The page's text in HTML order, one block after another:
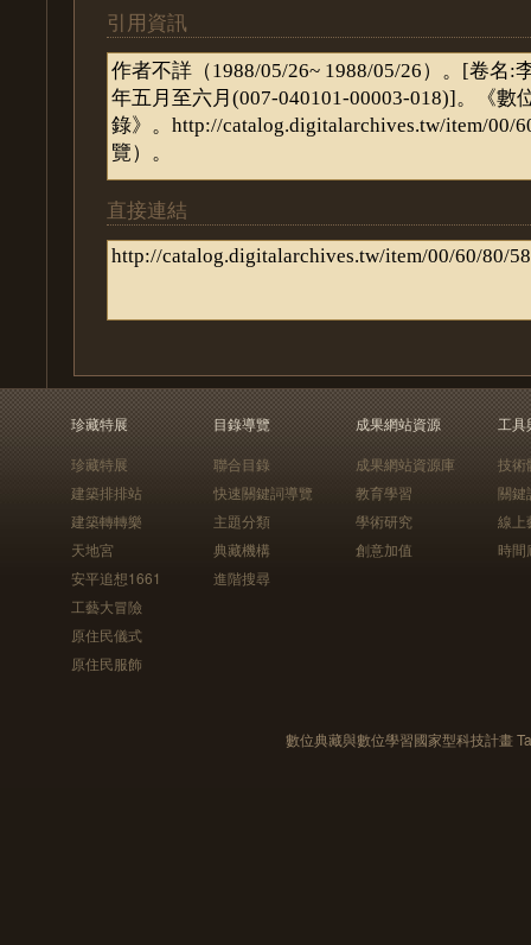
引用資訊
直接連結
珍藏特展
珍藏特展
建築排排站
建築轉轉樂
天地宮
安平追想1661
工藝大冒險
原住民儀式
原住民服飾
目錄導覽
聯合目錄
快速關鍵詞導覽
主題分類
典藏機構
進階搜尋
成果網站資源
成果網站資源庫
教育學習
學術研究
創意加值
工具
技術
關鍵
線上
時間
數位典藏與數位學習國家型科技計畫